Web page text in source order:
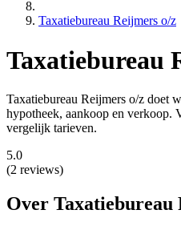
Taxatiebureau Reijmers o/z
Taxatiebureau
Taxatiebureau Reijmers o/z doet
hypotheek, aankoop en verkoop.
vergelijk tarieven.
5.0
(2 reviews)
Over Taxatiebureau